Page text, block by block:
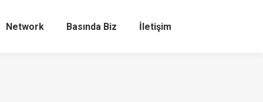
Network Basında Biz İletişim